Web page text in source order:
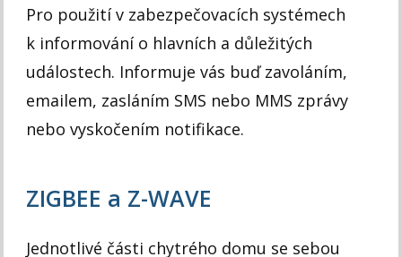
Pro použití v zabezpečovacích systémech
k informování o hlavních a důležitých
událostech. Informuje vás buď zavoláním,
emailem, zasláním SMS nebo MMS zprávy
nebo vyskočením notifikace.
ZIGBEE a Z-WAVE
Jednotlivé části chytrého domu se sebou